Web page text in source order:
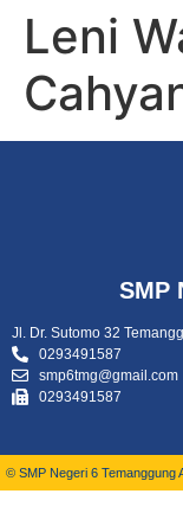
Leni
SMP
Jl. Dr. Sutomo 32
0293491587
smp6tmg@gmail.com
0293491587
© SMP Negeri 6 Temanggung